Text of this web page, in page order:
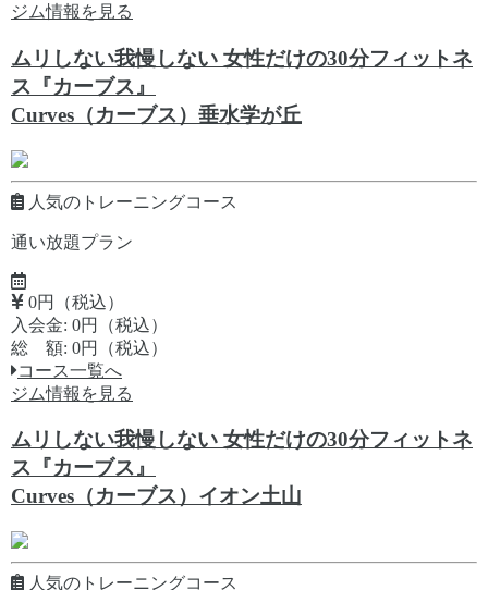
ジム情報を見る
ムリしない我慢しない 女性だけの30分フィットネ
ス『カーブス』
Curves（カーブス）垂水学が丘
人気のトレーニングコース
通い放題プラン
0円（税込）
入会金: 0円（税込）
総 額: 0円（税込）
コース一覧へ
ジム情報を見る
ムリしない我慢しない 女性だけの30分フィットネ
ス『カーブス』
Curves（カーブス）イオン土山
人気のトレーニングコース